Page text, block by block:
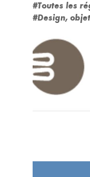
#Toutes les
#Design,